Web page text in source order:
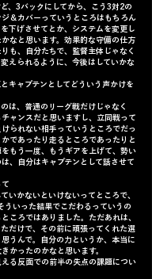
、3バックにしてから、こう3対2の
＆カバーっていうところはもちろん
下げさせてとか、システムを変更し
なと思います。効果的な守備の仕方
も、自分たちで、監督主体じゃなく
えられるように、今後はしていかな
キャプテンとしてどういう声かけを
は、普通のリーグ戦だけじゃなく
ャンスだと思いますし、立同戦って
られない相手っていうところでだっ
であったり走るところであったりと
もう一度、もうギアを上げて、勢い
、自分はキャプテンとして話させて
いかないといけないってところで、
ういった結果でこだわるっていうの
ころではありました。ただあれは、
だけで、その前に頑張ってくれた選
うんで。自分の力というか、本当に
かったのかなと思います。
る反面での前半の失点の課題につい